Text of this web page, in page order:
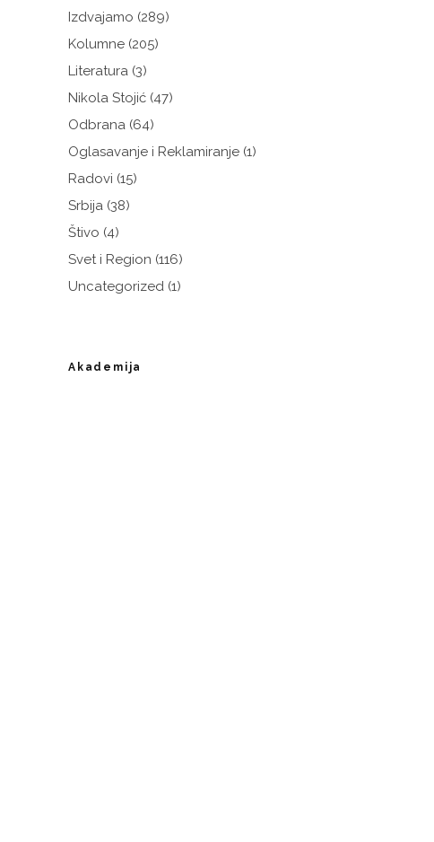
Izdvajamo (289)
Kolumne (205)
Literatura (3)
Nikola Stojić (47)
Odbrana (64)
Oglasavanje i Reklamiranje (1)
Radovi (15)
Srbija (38)
Štivo (4)
Svet i Region (116)
Uncategorized (1)
Akademija